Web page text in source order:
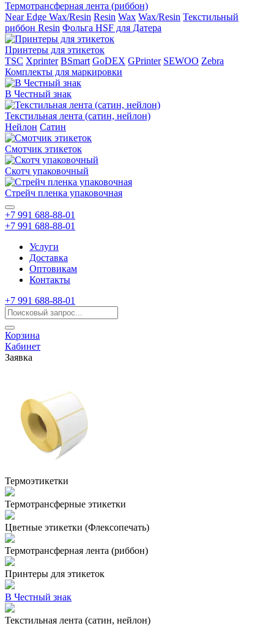
Термотрансферная лента (риббон)
Near Edge Wax/Resin Resin Wax Wax/Resin Текстильный
риббон Resin Фольга HSF для Датера
Принтеры для этикеток
TSC Xprinter BSmart GoDEX GPrinter SEWOO Zebra
Комплекты для маркировки
В Честный знак
Текстильная лента (сатин, нейлон)
Нейлон Сатин
Смотчик этикеток
Скотч упаковочный
Стрейч пленка упаковочная
+7 991 688-88-01
+7 991 688-88-01
Услуги
Доставка
Оптовикам
Контакты
+7 991 688-88-01
Корзина
Кабинет
Заявка
Термоэтикетки
Термотрансферные этикетки
Цветные этикетки (Флексопечать)
Термотрансферная лента (риббон)
Принтеры для этикеток
В Честный знак
Текстильная лента (сатин, нейлон)